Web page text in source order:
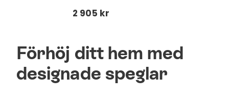
2 905 kr
Förhöj ditt hem med
designade speglar